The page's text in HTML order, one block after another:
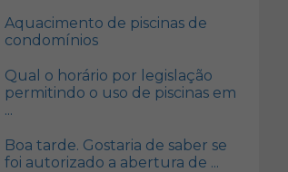
Aquacimento de piscinas de
condomínios
Qual o horário por legislação
permitindo o uso de piscinas em
...
Boa tarde. Gostaria de saber se
foi autorizado a abertura de ...